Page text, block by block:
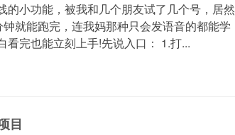
小功能，被我和几个朋友试了几个号，居然
就能跑完，连我妈那种只会发语音的都能学
完也能立刻上手!先说入口： 1.打...
目